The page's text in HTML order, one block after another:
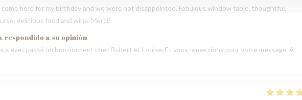
here for my birthday and we were not disappointed. Fabulous window table, thoughtful,
delicious food and wine. Merci!
respondido a su opinión
ayez passé un bon moment chez Robert et Louise, Et vous remercions pour votre message. A